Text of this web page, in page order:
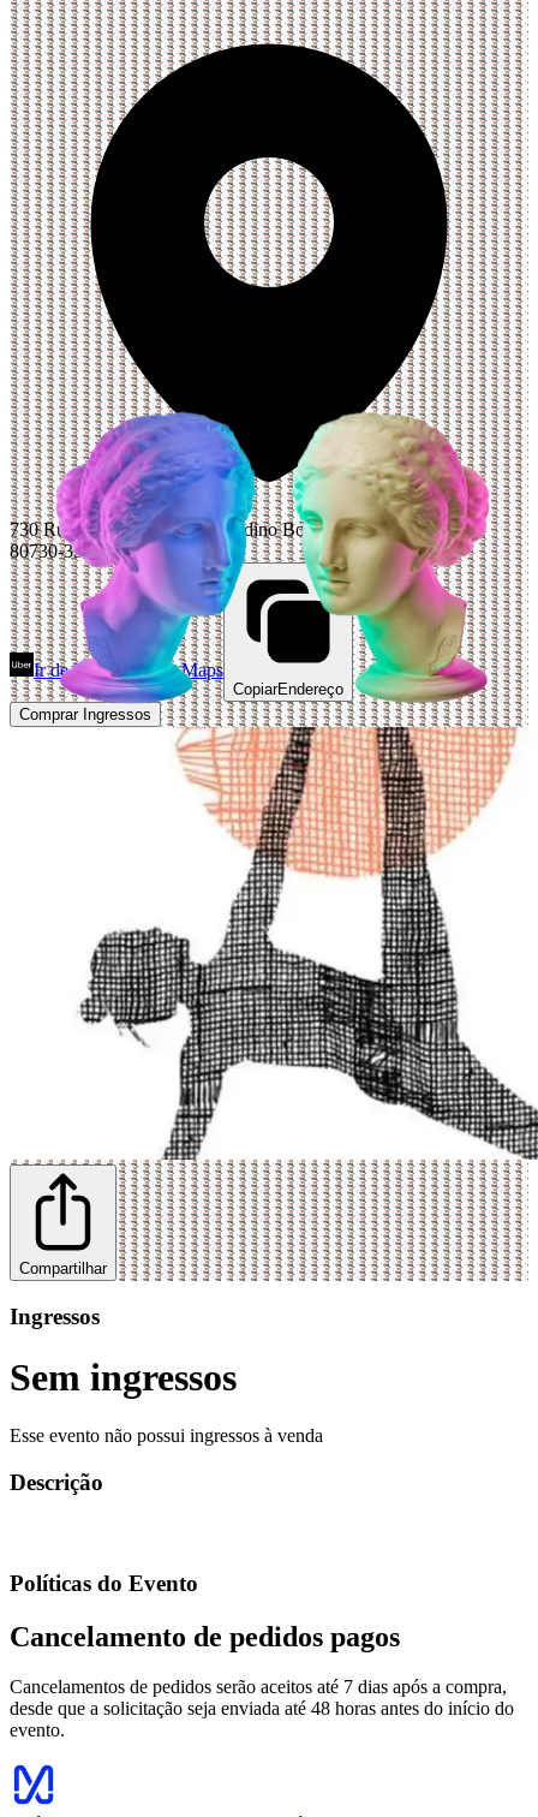
730 Rua Marechal José Bernardino Bormann, Curitiba, Paraná
80730-350, Brazil
Ir de Uber Abrir Maps
CopiarEndereço
Comprar Ingressos
Compartilhar
Ingressos
Sem ingressos
Esse evento não possui ingressos à venda
Descrição
Políticas do Evento
Cancelamento de pedidos pagos
Cancelamentos de pedidos serão aceitos até 7 dias após a compra,
desde que a solicitação seja enviada até 48 horas antes do início do
evento.